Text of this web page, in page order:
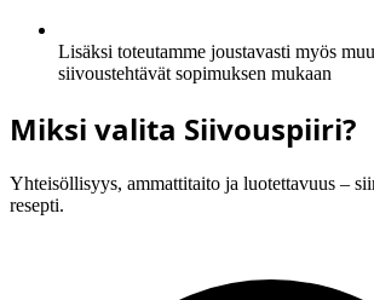
Lisäksi toteutamme joustavasti myös
siivoustehtävät sopimuksen mukaan
Miksi valita Siivouspiiri?
Yhteisöllisyys, ammattitaito ja luotettavuus –
resepti.